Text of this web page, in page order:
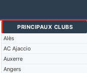
PRINCIPAUX CLUBS
Alès
AC Ajaccio
Auxerre
Angers